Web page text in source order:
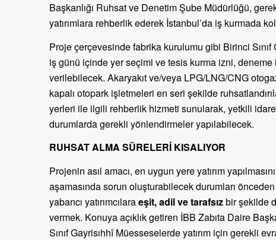
Başkanlığı Ruhsat ve Denetim Şube Müdürlüğü,
yatırımlara rehberlik ederek İstanbul’da iş kurmada
Proje çerçevesinde fabrika kurulumu gibi Birinci Sınıf
iş günü içinde yer seçimi ve tesis kurma izni, deneme
verilebilecek. Akaryakıt ve/veya LPG/LNG/CNG
kapalı otopark işletmeleri en seri şekilde
yerleri ile ilgili rehberlik hizmeti sunularak, yetkili
durumlarda gerekli yönlendirmeler yapılabilecek.
RUHSAT ALMA SÜRELERİ KISALIYOR
Projenin asıl amacı, en uygun yere yatırım
aşamasında sorun oluşturabilecek durumları
yabancı yatırımcılaraeşit, adil ve tarafsızbir şekilde
vermek. Konuya açıklık getiren İBB Zabıta Daire
Sınıf Gayrisıhhî Müesseselerde yatırım için gerekli